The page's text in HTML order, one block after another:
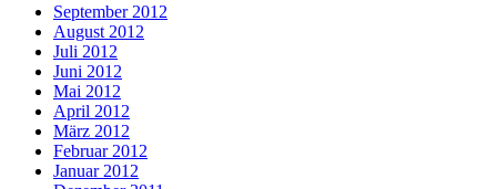
September 2012
August 2012
Juli 2012
Juni 2012
Mai 2012
April 2012
März 2012
Februar 2012
Januar 2012